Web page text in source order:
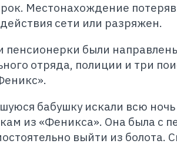
Местонахождение
сети или разряжен.
пенсионерки были
отряда, полиции и три
бабушку искали всю
из «Феникса». Она была с
выйти из болота.